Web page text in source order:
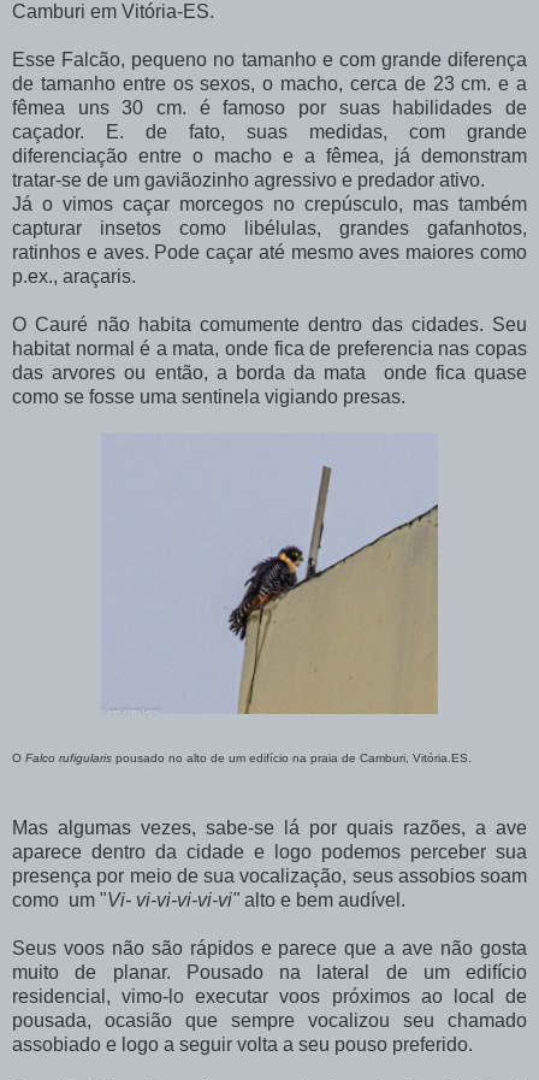
Camburi em Vitória-ES.
Esse Falcão, pequeno no tamanho e com grande diferença
de tamanho entre os sexos, o macho, cerca de 23 cm. e a
fêmea uns 30 cm. é famoso por suas habilidades de
caçador. E. de fato, suas medidas, com grande
diferenciação entre o macho e a fêmea, já demonstram
tratar-se de um gaviãozinho agressivo e predador ativo.
Já o vimos caçar morcegos no crepúsculo, mas também
capturar insetos como libélulas, grandes gafanhotos,
ratinhos e aves. Pode caçar até mesmo aves maiores como
p.ex., araçaris.
O Cauré não habita comumente dentro das cidades. Seu
habitat normal é a mata, onde fica de preferencia nas copas
das arvores ou então, a borda da mata onde fica quase
como se fosse uma sentinela vigiando presas.
O Falco rufigularis pousado no alto de um edifício na praia de Camburi, Vitória.ES.
Mas algumas vezes, sabe-se lá por quais razões, a ave
aparece dentro da cidade e logo podemos perceber sua
presença por meio de sua vocalização, seus assobios soam
como um "Vi- vi-vi-vi-vi-vi" alto e bem audível.
Seus voos não são rápidos e parece que a ave não gosta
muito de planar. Pousado na lateral de um edifício
residencial, vimo-lo executar voos próximos ao local de
pousada, ocasião que sempre vocalizou seu chamado
assobiado e logo a seguir volta a seu pouso preferido.